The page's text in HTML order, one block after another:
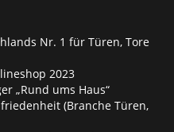
Nr. 1 für Türen, Tore
2023
„Rund ums Haus“
(Branche Türen,